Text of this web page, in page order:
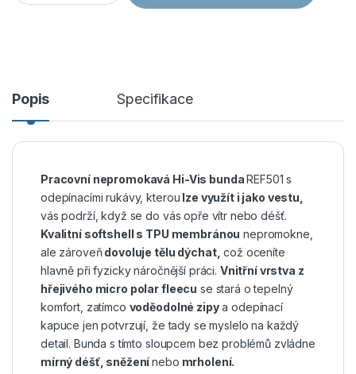
Popis Specifikace
Pracovní nepromokavá Hi-Vis bundaREF501 s
odepínacími rukávy, kterou lze využít i jako vestu,
vás podrží, když se do vás opře vítr nebo déšť.
Kvalitní softshell s TPU membránou nepromokne,
ale zároveňdovoluje tělu dýchat, což oceníte
hlavně při fyzicky náročnější práci. Vnitřní vrstva z
hřejivého micro polar fleecu se stará o tepelný
komfort, zatímco voděodolné zipya odepínací
kapuce jen potvrzují, že tady se myslelo na každý
detail. Bunda s tímto sloupcem bez problémů zvládne
mírný déšť, sněženínebo mrholení.